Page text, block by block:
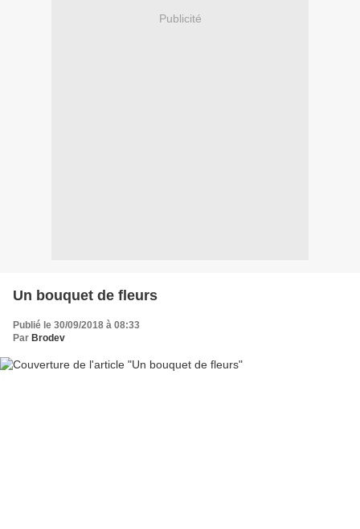
Publicité
Un bouquet de fleurs
Publié le 30/09/2018 à 08:33
Par Brodev